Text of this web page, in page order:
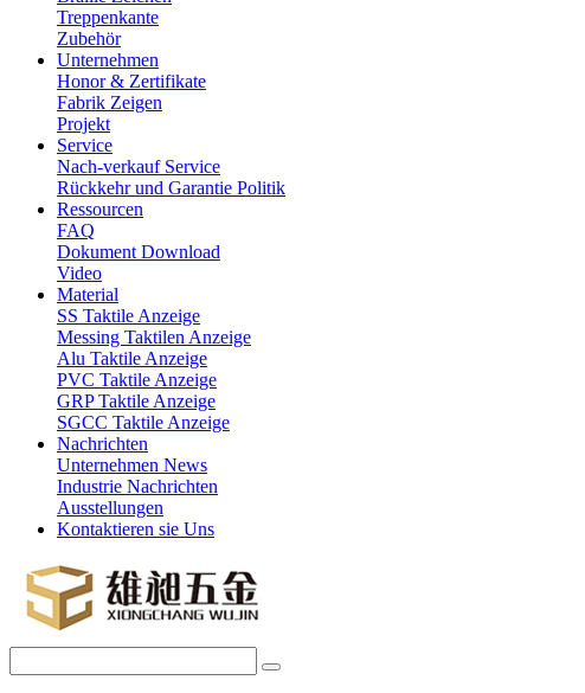
Treppenkante
Zubehör
Unternehmen
Honor & Zertifikate
Fabrik Zeigen
Projekt
Service
Nach-verkauf Service
Rückkehr und Garantie Politik
Ressourcen
FAQ
Dokument Download
Video
Material
SS Taktile Anzeige
Messing Taktilen Anzeige
Alu Taktile Anzeige
PVC Taktile Anzeige
GRP Taktile Anzeige
SGCC Taktile Anzeige
Nachrichten
Unternehmen News
Industrie Nachrichten
Ausstellungen
Kontaktieren sie Uns